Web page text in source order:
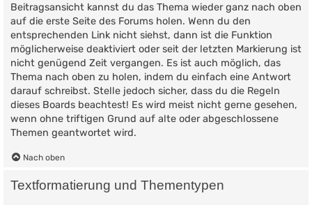
Beitragsansicht kannst du das Thema wieder ganz nach oben
auf die erste Seite des Forums holen. Wenn du den
entsprechenden Link nicht siehst, dann ist die Funktion
möglicherweise deaktiviert oder seit der letzten Markierung ist
nicht genügend Zeit vergangen. Es ist auch möglich, das
Thema nach oben zu holen, indem du einfach eine Antwort
darauf schreibst. Stelle jedoch sicher, dass du die Regeln
dieses Boards beachtest! Es wird meist nicht gerne gesehen,
wenn ohne triftigen Grund auf alte oder abgeschlossene
Themen geantwortet wird.
Nach oben
Textformatierung und Thementypen